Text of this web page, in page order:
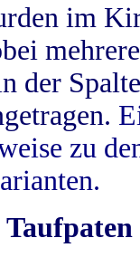
im
der
zu